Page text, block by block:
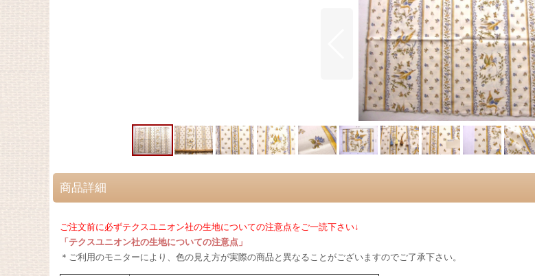
商品詳細
ご注文前に必ずテクスユニオン社の生地についての注意点をご一読下さい↓
「テクスユニオン社の生地についての注意点」
＊ご利用のモニターにより、色の見え方が実際の商品と異なることがございますのでご了承下さい。